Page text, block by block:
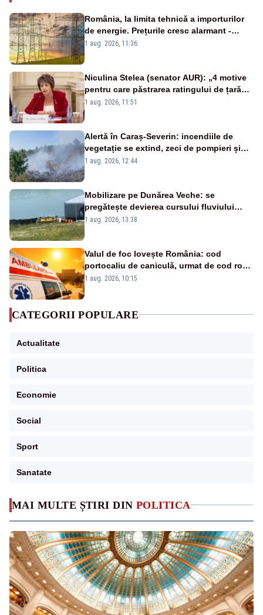
MAI MULTE ȘTIRI DIN POLITICA
România, la limita tehnică a importurilor
de energie. Prețurile cresc alarmant -
Analiză Realitatea Plus
1 aug. 2026, 11:36
Niculina Stelea (senator AUR): „4 motive
pentru care păstrarea ratingului de țară
nu este o reușită pentru Guvernul
1 aug. 2026, 11:51
Alertă în Caraș-Severin: incendiile de
vegetație se extind, zeci de pompieri și
silvicultori se luptă cu flăcările - VIDEO
1 aug. 2026, 12:44
Mobilizare pe Dunărea Veche: se
pregătește devierea cursului fluviului
către Cernavodă – VIDEO
1 aug. 2026, 13:38
Valul de foc lovește România: cod
portocaliu de caniculă, urmat de cod roșu
duminică. Temperaturile urcă spre 40°C
1 aug. 2026, 10:15
CATEGORII POPULARE
Actualitate
Politica
Economie
Social
Sport
Sanatate